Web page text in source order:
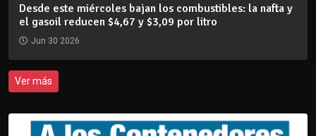
Desde este miércoles bajan los combustibles: la nafta y
el gasoil reducen $4,67 y $3,09 por litro
Jun 30 2026
Ver más